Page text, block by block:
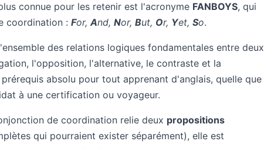
connue pour les retenir est l'acronyme FANBOYS, qui
coordination : For,And, Nor, But, Or, Yet, So.
des relations logiques fondamentales entre deux
l'opposition, l'alternative, le contraste et la
absolu pour tout apprenant d'anglais, quelle que
à une certification ou voyageur.
de coordination relie deux propositions
qui pourraient exister séparément), elle est